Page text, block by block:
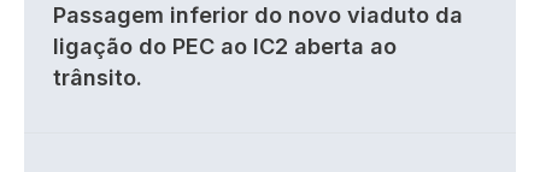
Passagem inferior do novo viaduto da
ligação do PEC ao IC2 aberta ao
trânsito.